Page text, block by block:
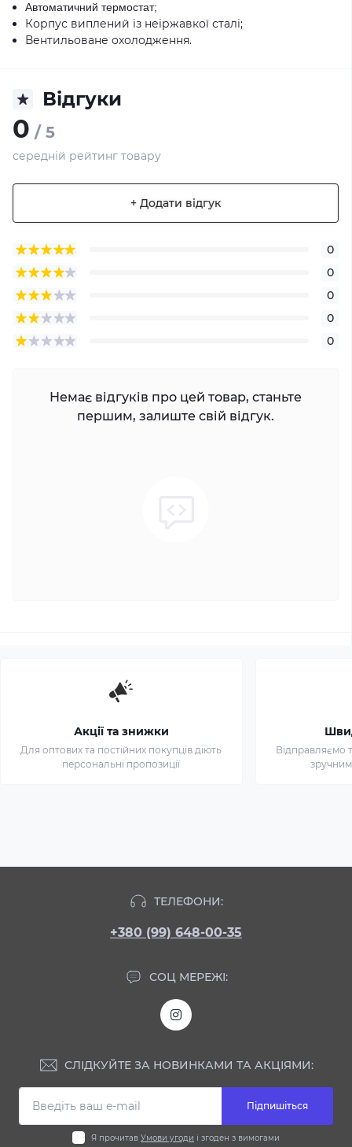
Автоматичний термостат;
Корпус виплений із неіржавкої сталі;
Вентильоване охолодження.
Відгуки
0 / 5
середній рейтинг товару
+ Додати відгук
0
0
0
0
0
Немає відгуків про цей товар, станьте
першим, залиште свій відгук.
Акції та знижки
Для оптових та постійних покупців діють
персональні пропозиції
Відправляємо
ТЕЛЕФОНИ:
+380 (99) 648-00-35
СОЦ МЕРЕЖІ:
СЛІДКУЙТЕ ЗА НОВИНКАМИ ТА АКЦІЯМИ:
Підпишіться
Я прочитав Умови угоди і згоден з вимогами